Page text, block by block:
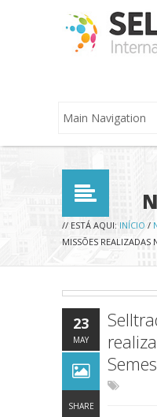
ESTÁ AQUI
// ESTÁ AQUI: INÍCIO /
MISSÕES REALIZADAS
23
MAY
SHARE